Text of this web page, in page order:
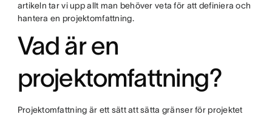
artikeln tar vi upp allt man behöver veta för att definiera och
hantera en projektomfattning.
Vad är en
projektomfattning?
Projektomfattning är ett sätt att sätta gränser för projektet